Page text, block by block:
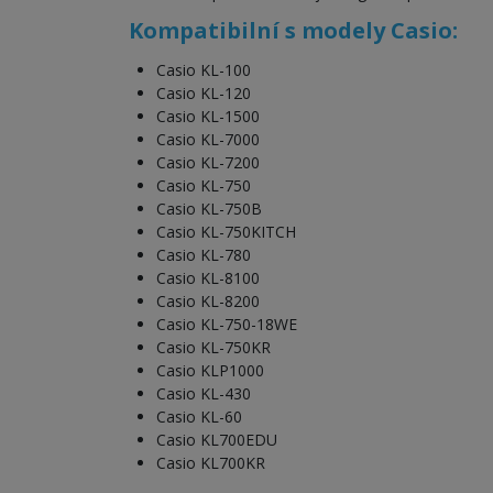
Kompatibilní s modely Casio:
Casio KL-100
Casio KL-120
Casio KL-1500
Casio KL-7000
Casio KL-7200
Casio KL-750
Casio KL-750B
Casio KL-750KITCH
Casio KL-780
Casio KL-8100
Casio KL-8200
Casio KL-750-18WE
Casio KL-750KR
Casio KLP1000
Casio KL-430
Casio KL-60
Casio KL700EDU
Casio KL700KR